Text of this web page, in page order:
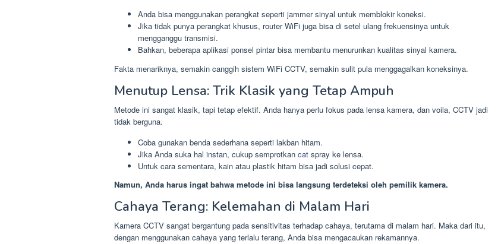
Anda bisa menggunakan perangkat seperti jammer sinyal untuk memblokir koneksi.
Jika tidak punya perangkat khusus, router WiFi juga bisa di setel ulang frekuensinya untuk
mengganggu transmisi.
Bahkan, beberapa aplikasi ponsel pintar bisa membantu menurunkan kualitas sinyal kamera.
Fakta menariknya, semakin canggih sistem WiFi CCTV, semakin sulit pula menggagalkan koneksinya.
Menutup Lensa: Trik Klasik yang Tetap Ampuh
Metode ini sangat klasik, tapi tetap efektif. Anda hanya perlu fokus pada lensa kamera, dan voila, CCTV jadi
tidak berguna.
Coba gunakan benda sederhana seperti lakban hitam.
Jika Anda suka hal instan, cukup semprotkan cat spray ke lensa.
Untuk cara sementara, kain atau plastik hitam bisa jadi solusi cepat.
Namun, Anda harus ingat bahwa metode ini bisa langsung terdeteksi oleh pemilik kamera.
Cahaya Terang: Kelemahan di Malam Hari
Kamera CCTV sangat bergantung pada sensitivitas terhadap cahaya, terutama di malam hari. Maka dari itu,
dengan menggunakan cahaya yang terlalu terang, Anda bisa mengacaukan rekamannya.